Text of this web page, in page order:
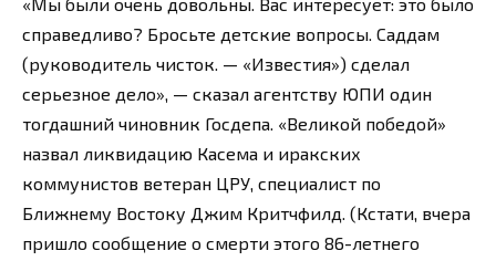
справедливо? Бросьте детские вопросы. Саддам
(руководитель чисток. — «Известия») сделал
серьезное дело», — сказал агентству ЮПИ один
тогдашний чиновник Госдепа. «Великой победой»
назвал ликвидацию Касема и иракских
коммунистов ветеран ЦРУ, специалист по
Ближнему Востоку Джим Критчфилд. (Кстати, вчера
пришло сообщение о смерти этого 86-летнего